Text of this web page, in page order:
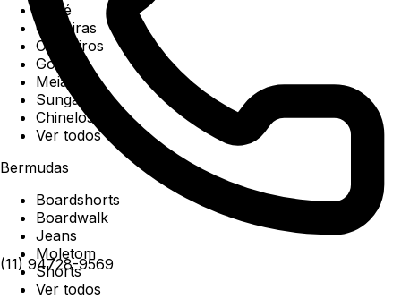
(11) 94728-9569
Boné
Carteiras
Chaveiros
Gorros
Meias
Sunga
Chinelos
Ver todos
Bermudas
Boardshorts
Boardwalk
Jeans
Moletom
Shorts
Ver todos